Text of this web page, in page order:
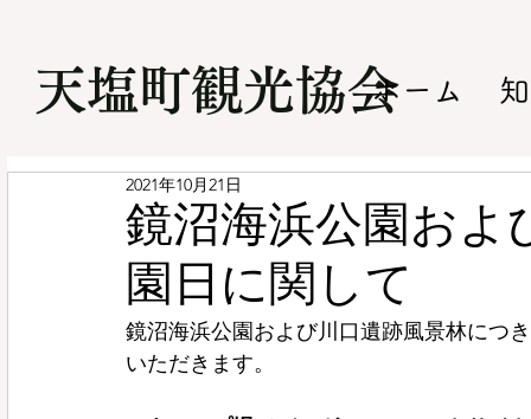
​天塩町観光協会ホーム
鏡沼海浜公園お
園日に関して
2021年10月21日
鏡沼海浜公園および川口遺跡風景林につ
いただきます。